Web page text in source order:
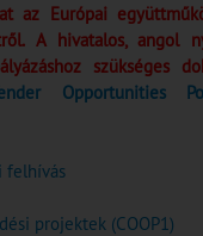
az Európai
A hivatalos, angol
szükséges
Opportunities
felhívás
projektek (COOP1)